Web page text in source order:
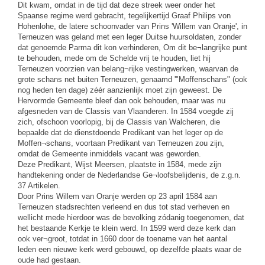
Dit kwam, omdat in de tijd dat deze streek weer onder het
Spaanse regime werd gebracht, tegelijkertijd Graaf Philips von
Hohenlohe, de latere schoonvader van Prins 'Willem van Oranje', in
Terneuzen was geland met een leger Duitse huursoldaten, zonder
dat genoemde Parma dit kon verhinderen, Om dit be¬langrijke punt
te behouden, mede om de Schelde vrij te houden, liet hij
Terneuzen voorzien van belang¬rijke vestingwerken, waarvan de
grote schans net buiten Terneuzen, genaamd '"Moffenschans" (ook
nog heden ten dage) zéér aanzienlijk moet zijn geweest. De
Hervormde Gemeente bleef dan ook behouden, maar was nu
afgesneden van de Classis van Vlaanderen. In 1584 voegde zij
zich, ofschoon voorlopig, bij de Classis van Walcheren, die
bepaalde dat de dienstdoende Predikant van het leger op de
Moffen¬schans, voortaan Predikant van Terneuzen zou zijn,
omdat de Gemeente inmiddels vacant was geworden.
Deze Predikant, Wijst Meersen, plaatste in 1584, mede zijn
handtekening onder de Nederlandse Ge¬loofsbelijdenis, de z.g.n.
37 Artikelen.
Door Prins Willem van Oranje werden op 23 april 1584 aan
Terneuzen stadsrechten verleend en dus tot stad verheven en
wellicht mede hierdoor was de bevolking zódanig toegenomen, dat
het bestaande Kerkje te klein werd. In 1599 werd deze kerk dan
ook ver¬groot, totdat in 1660 door de toename van het aantal
leden een nieuwe kerk werd gebouwd, op dezelfde plaats waar de
oude had gestaan.